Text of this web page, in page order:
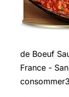
de Boeuf
France -